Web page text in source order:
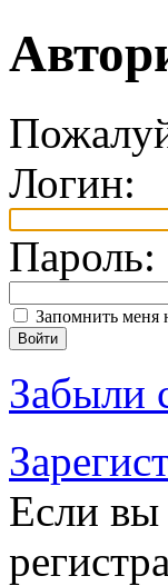
Логин:
Пароль:
Запомнить меня
Забыли
Если вы